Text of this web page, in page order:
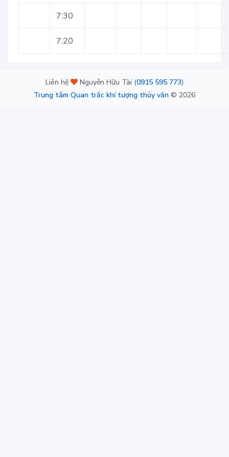
7:30
7:20
Liên hệ Nguyễn Hữu Tài (0915 595 773)
Trung tâm Quan trắc khí tượng thủy văn © 2026